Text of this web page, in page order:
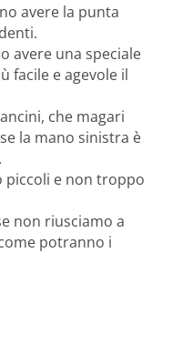
avere la punta
avere una speciale
facile e agevole il
che magari
la mano sinistra è
piccoli e non troppo
non riusciamo a
potranno i